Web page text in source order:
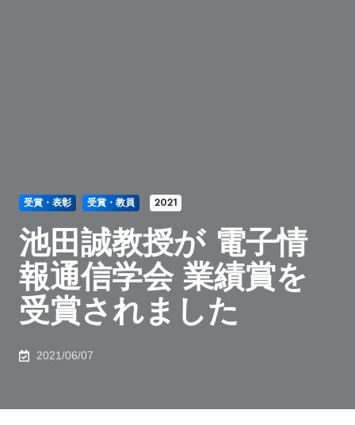
受賞・表彰 受賞・教員 2021
池田誠教授が 電子情
報通信学会 業績賞を
受賞されました
2021/06/07